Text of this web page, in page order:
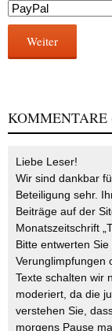
Weiter
KOMMENTARE
Liebe Leser!
Wir sind dankbar
Beteiligung sehr.
Beiträge auf der
Monatszeitschrift
Bitte entwerten
Verunglimpfungen
Texte schalten wir
moderiert, da die
verstehen Sie,
morgens Pause